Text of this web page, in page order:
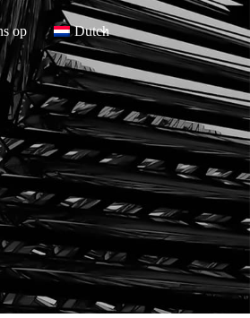
op Dutch